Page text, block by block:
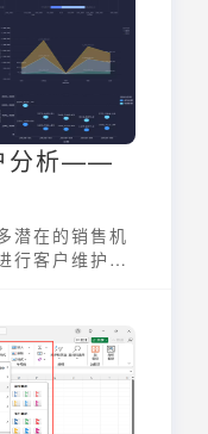
分析——
潜在的销售机
行客户维护工